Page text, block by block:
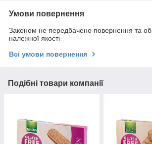
Умови повернення
Законом не передбачено повернення та
належної якості
Всі умови повернення
Подібні товари компанії